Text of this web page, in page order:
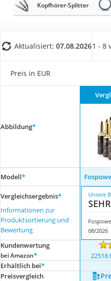
Kopfhörer-Splitter
Aktualisiert: 07.08.20261 - 8
Preis in EUR
Abbildung*
Modell*
Vergleichsergebnis*
Informationen zur
Produktsortierung und
Bewertung
Unsere
08/2026
Kundenwertung
bei Amazon* 22518
Erhältlich bei*
Preis­vergleich